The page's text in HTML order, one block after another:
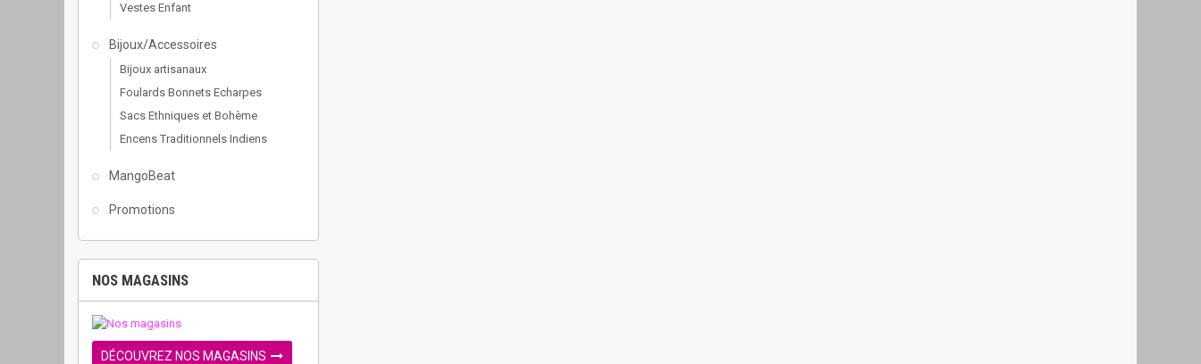
Vestes Enfant
Bijoux/Accessoires
Bijoux artisanaux
Foulards Bonnets Echarpes
Sacs Ethniques et Bohème
Encens Traditionnels Indiens
MangoBeat
Promotions
NOS MAGASINS
DÉCOUVREZ NOS MAGASINS